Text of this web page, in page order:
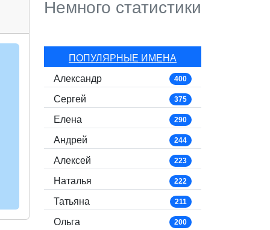
Немного статистики
ПОПУЛЯРНЫЕ ИМЕНА
Александр
400
Сергей 375
Елена 290
Андрей 244
Алексей 223
Наталья 222
Татьяна 211
Ольга 200